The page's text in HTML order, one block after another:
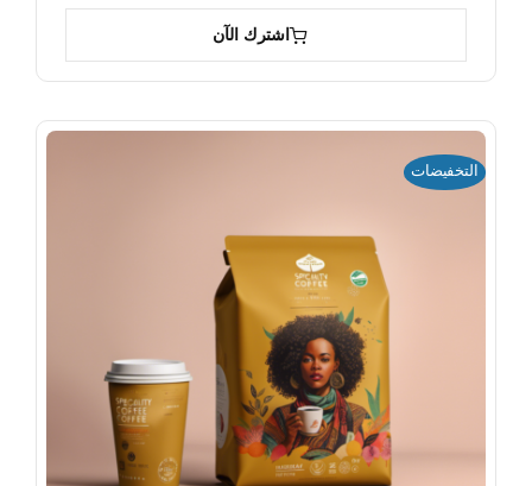
اشترك الآن
التخفيضات